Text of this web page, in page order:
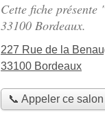
Cette fiche
33100 Bordeaux.
227 Rue de la
33100 Bordeaux
📞 Appeler ce